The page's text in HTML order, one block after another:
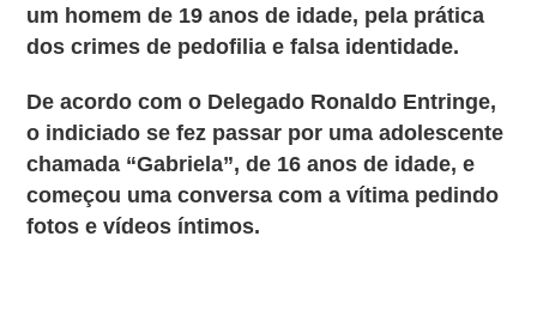
um homem de 19 anos de idade, pela prática
dos crimes de pedofilia e falsa identidade.
De acordo com o Delegado Ronaldo Entringe,
o indiciado se fez passar por uma adolescente
chamada “Gabriela”, de 16 anos de idade, e
começou uma conversa com a vítima pedindo
fotos e vídeos íntimos.